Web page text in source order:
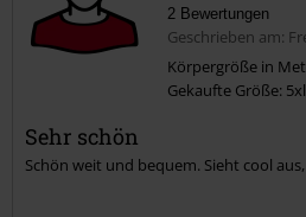
Kommentar jetzt abschicken!
2 Bewertungen
Geschrieben am:
Körpergröße in
Gekaufte Größe: 5xl
Sehr schön
Schön weit und bequem. Sieht cool